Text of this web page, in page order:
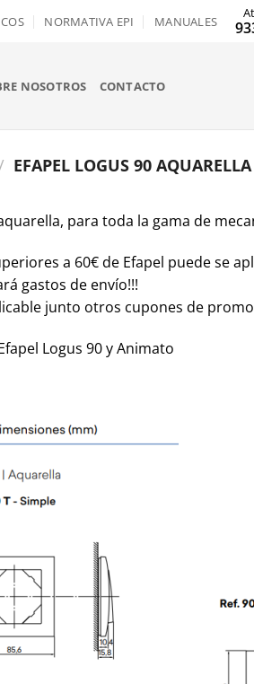
NORMATIVA EPI MANUALES
NOSOTROS CONTACTO
EFAPEL LOGUS 90 AQUARELLA
para toda la gama de
a 60€ de Efapel puede se
gastos de envío!!!
junto otros cupones de
Logus 90 y Animato